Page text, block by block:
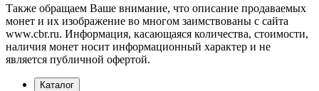
Также обращаем Ваше внимание, что описание продаваемых
монет и их изображение во многом заимствованы с сайта
www.cbr.ru. Информация, касающаяся количества, стоимости,
наличия монет носит информационный характер и не
является публичной офертой.
Каталог